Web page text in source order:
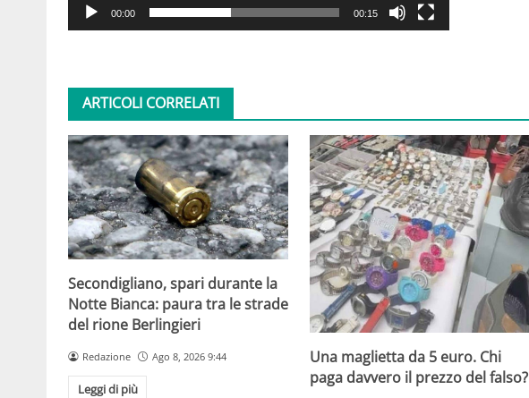
00:00 00:15
ARTICOLI CORRELATI
Secondigliano, spari durante la
Notte Bianca: paura tra le strade
del rione Berlingieri
Redazione Ago 8, 2026 9:44
Leggi di più
Una maglietta da 5 euro. Chi
paga davvero il prezzo del falso?